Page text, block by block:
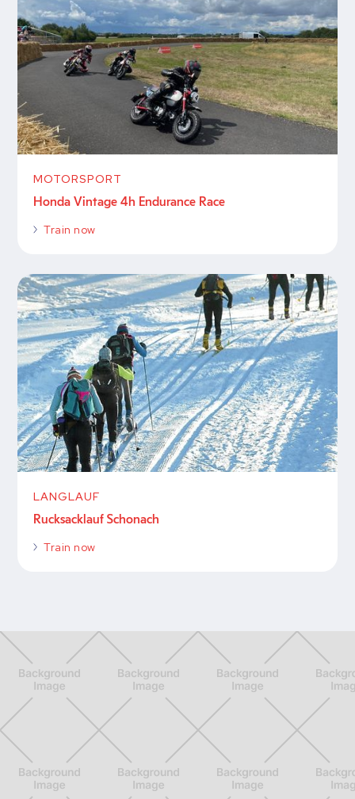
MOTORSPORT
Honda Vintage 4h Endurance Race
Train now
LANGLAUF
Rucksacklauf Schonach
Train now